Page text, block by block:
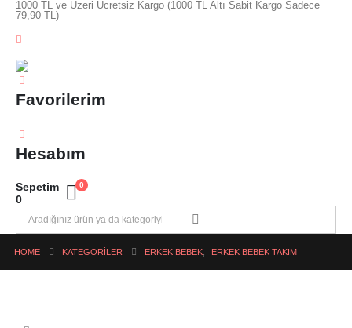
1000 TL ve Üzeri Ücretsiz Kargo (1000 TL Altı Sabit Kargo Sadece
79,90 TL)
Favorilerim
Hesabım
0
Sepetim
0
HOME KATEGORILER ERKEK BEBEK, ERKEK BEBEK TAKIM